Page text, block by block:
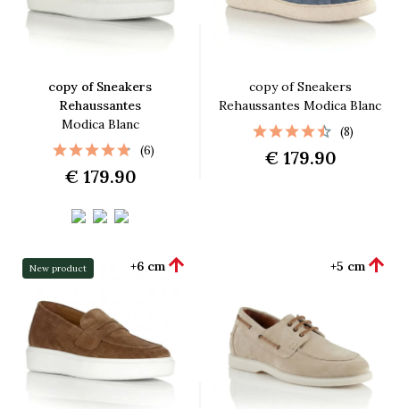
copy of Sneakers
Rehaussantes
Modica Blanc
(6)
€ 179.90
copy of Sneakers
Rehaussantes Modica Blanc
(8)
€ 179.90
New product +6 cm  +5 cm 